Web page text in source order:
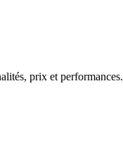
prix et performances.